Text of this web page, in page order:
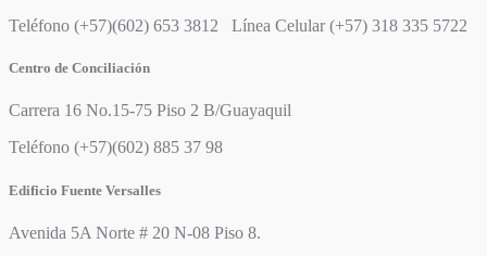
Teléfono (+57)(602) 653 3812 Línea Celular (+57) 318 335 5722
Centro de Conciliación
Carrera 16 No.15-75 Piso 2 B/Guayaquil
Teléfono (+57)(602) 885 37 98
Edificio Fuente Versalles
Avenida 5A Norte # 20 N-08 Piso 8.